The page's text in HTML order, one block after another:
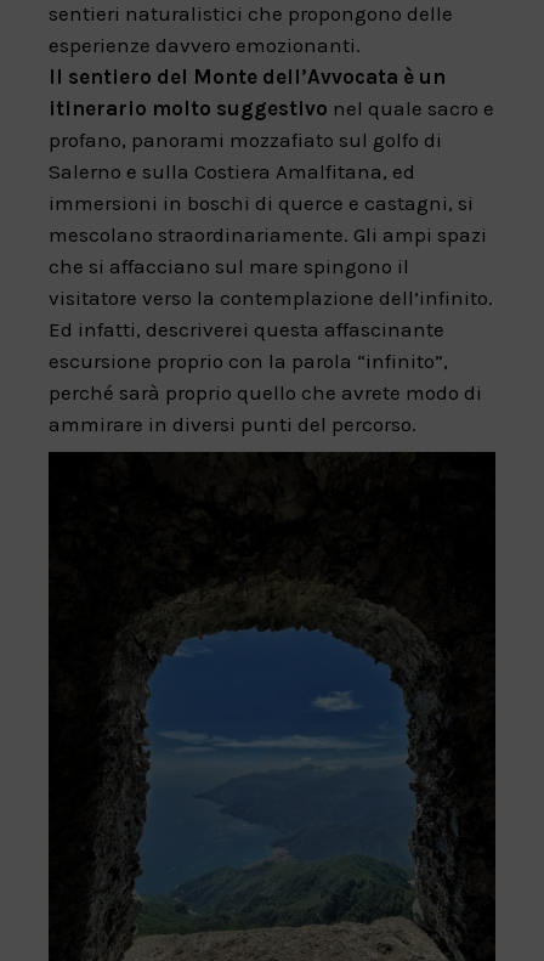
sentieri naturalistici che propongono delle
esperienze davvero emozionanti.
Il sentiero del Monte dell’Avvocata è un
itinerario molto suggestivo nel quale sacro e
profano, panorami mozzafiato sul golfo di
Salerno e sulla Costiera Amalfitana, ed
immersioni in boschi di querce e castagni, si
mescolano straordinariamente. Gli ampi spazi
che si affacciano sul mare spingono il
visitatore verso la contemplazione dell’infinito.
Ed infatti, descriverei questa affascinante
escursione proprio con la parola “infinito”,
perché sarà proprio quello che avrete modo di
ammirare in diversi punti del percorso.